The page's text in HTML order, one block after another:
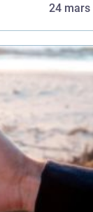
24 mars